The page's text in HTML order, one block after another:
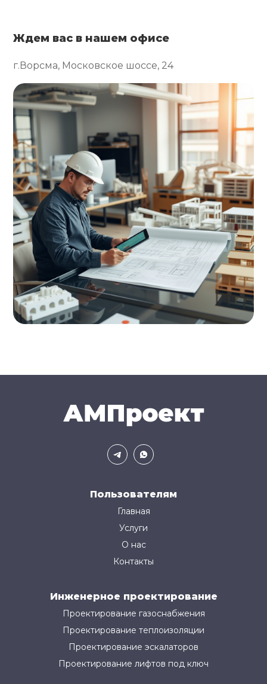
Ждем вас в нашем офисе
г.Ворсма, Московское шоссе, 24
Пользователям
Главная
Услуги
О нас
Контакты
Инженерное проектирование
Проектирование газоснабжения
Проектирование теплоизоляции
Проектирование эскалаторов
Проектирование лифтов под ключ